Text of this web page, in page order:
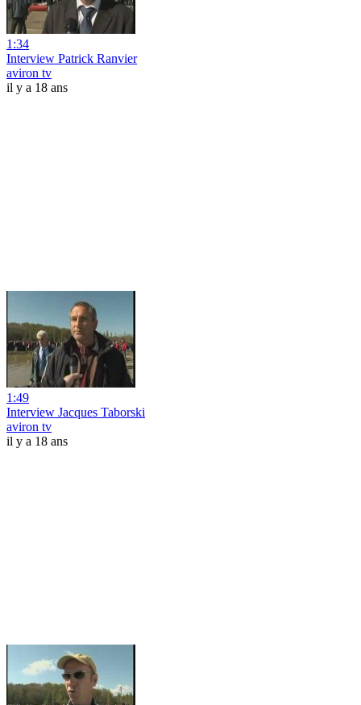
1:34
Interview Patrick Ranvier
aviron tv
il y a 18 ans
1:49
Interview Jacques Taborski
aviron tv
il y a 18 ans